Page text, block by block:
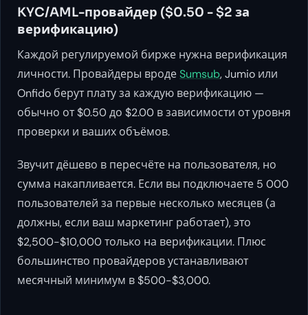
KYC/AML-провайдер ($0.50 - $2 за
верификацию)
Каждой регулируемой бирже нужна верификация
личности. Провайдеры вродеSumsub, Jumio или
Onfido берут плату за каждую верификацию —
обычно от $0.50 до $2.00 в зависимости от уровня
проверки и ваших объёмов.
Звучит дёшево в пересчёте на пользователя, но
сумма накапливается. Если вы подключаете 5 000
пользователей за первые несколько месяцев (а
должны, если ваш маркетинг работает), это
$2,500-$10,000 только на верификации. Плюс
большинство провайдеров устанавливают
месячный минимум в $500-$3,000.